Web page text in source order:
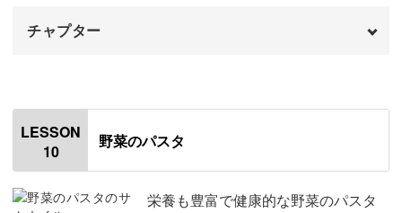
チャプター
はじめに
使用材料
食材を切る 02:30
LESSON
10
野菜のパスタ
栄養も豊富で健康的な野菜のパスタ